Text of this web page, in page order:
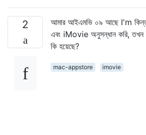
2
আমার আইএমভি ০৯ আছে I'm কিন্তু
এবং iMovie অনুসন্ধান করি,
কি হয়েছে?
mac-appstore
imovie